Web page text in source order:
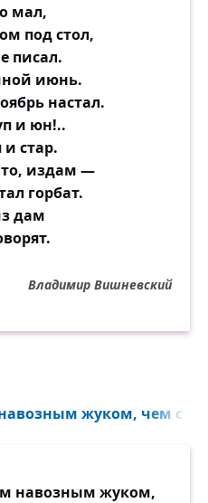
мал,
под стол,
писал.
июнь.
настал.
и юн!..
и стар.
издам —
горбат.
дам
Владимир Вишневский
жуком, чем
навозным жуком,